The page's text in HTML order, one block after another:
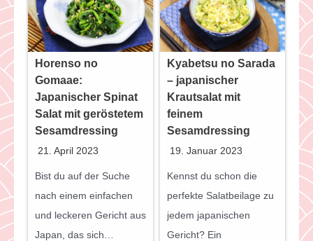
Horenso no
Gomaae:
Japanischer Spinat
Salat mit geröstetem
Sesamdressing
21. April 2023
Bist du auf der Suche
nach einem einfachen
und leckeren Gericht aus
Japan, das sich…
Kyabetsu no Sarada
– japanischer
Krautsalat mit
feinem
Sesamdressing
19. Januar 2023
Kennst du schon die
perfekte Salatbeilage zu
jedem japanischen
Gericht? Ein